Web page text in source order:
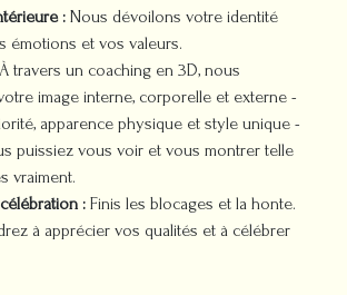
: Nous dévoilons votre identité
émotions et vos valeurs.
À travers un coaching en 3D, nous
image interne, corporelle et externe -
apparence physique et style unique -
puissiez vous voir et vous montrer telle
vraiment.
: Finis les blocages et la honte.
à apprécier vos qualités et à célébrer